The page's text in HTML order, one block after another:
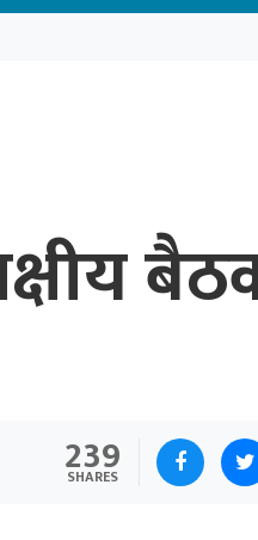
239
SHARES